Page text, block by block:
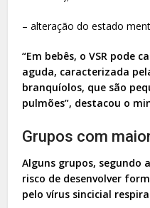
– alteração do estado
“Em bebês, o VSR pode
aguda, caracterizada
branquíolos, que são
pulmões”, destacou o
Grupos com
Alguns grupos, segundo
risco de desenvolver
pelo vírus sincicial